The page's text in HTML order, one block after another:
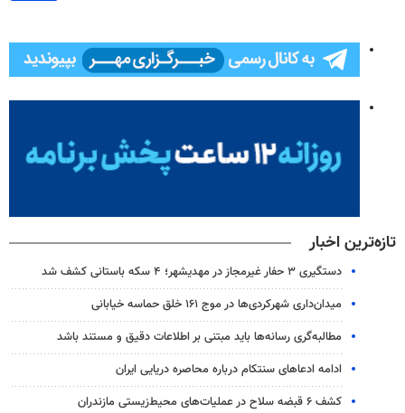
تازه‌ترین اخبار
دستگیری ۳ حفار غیرمجاز در مهدیشهر؛ ۴ سکه باستانی کشف شد
میدان‌داری شهرکردی‌ها در موج ۱۶۱ خلق حماسه خیابانی
مطالبه‌گری رسانه‌ها باید مبتنی بر اطلاعات دقیق و مستند باشد
ادامه ادعاهای سنتکام درباره محاصره دریایی ایران
کشف ۶ قبضه سلاح در عملیات‌های محیط‌زیستی مازندران